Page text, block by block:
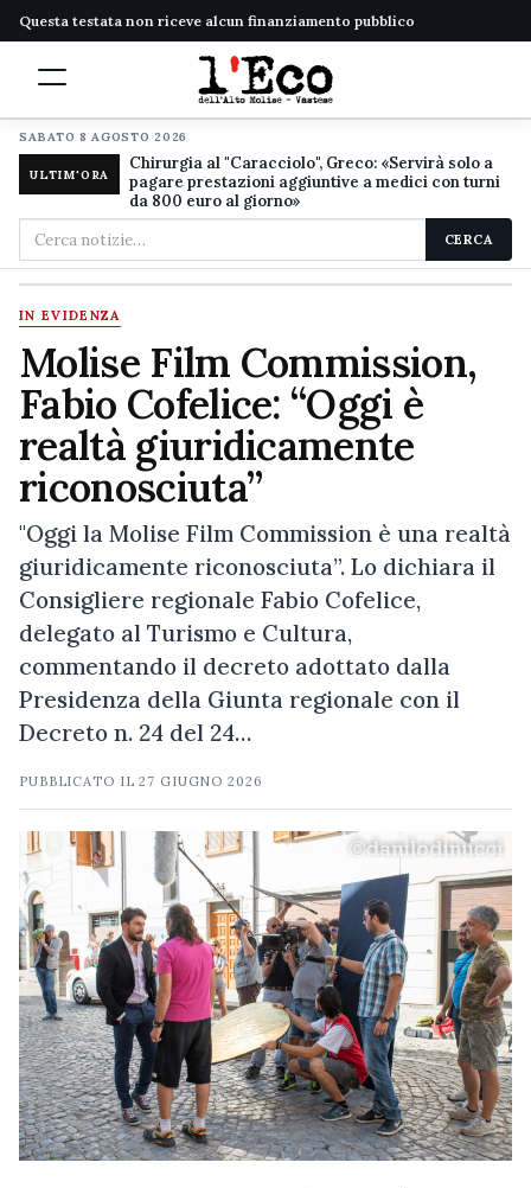
Questa testata non riceve alcun finanziamento pubblico
SABATO 8 AGOSTO 2026
ULTIM'ORA
Chirurgia al "Caracciolo", Greco: «Servirà solo a
pagare prestazioni aggiuntive a medici con turni
da 800 euro al giorno»
Cerca
nel
sito
CERCA
IN EVIDENZA
Molise Film Commission,
Fabio Cofelice: “Oggi è
realtà giuridicamente
riconosciuta”
"Oggi la Molise Film Commission è una realtà
giuridicamente riconosciuta”. Lo dichiara il
Consigliere regionale Fabio Cofelice,
delegato al Turismo e Cultura,
commentando il decreto adottato dalla
Presidenza della Giunta regionale con il
Decreto n. 24 del 24…
PUBBLICATO IL27 GIUGNO 2026